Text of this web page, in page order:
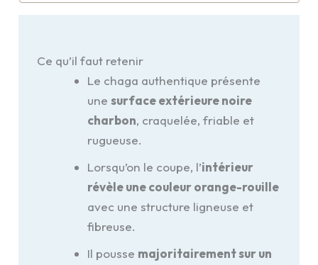
Ce qu’il faut retenir
Le chaga authentique présente
une surface extérieure noire
charbon, craquelée, friable et
rugueuse.
Lorsqu’on le coupe, l’intérieur
révèle une couleur orange-rouille
avec une structure ligneuse et
fibreuse.
Il pousse majoritairement sur un